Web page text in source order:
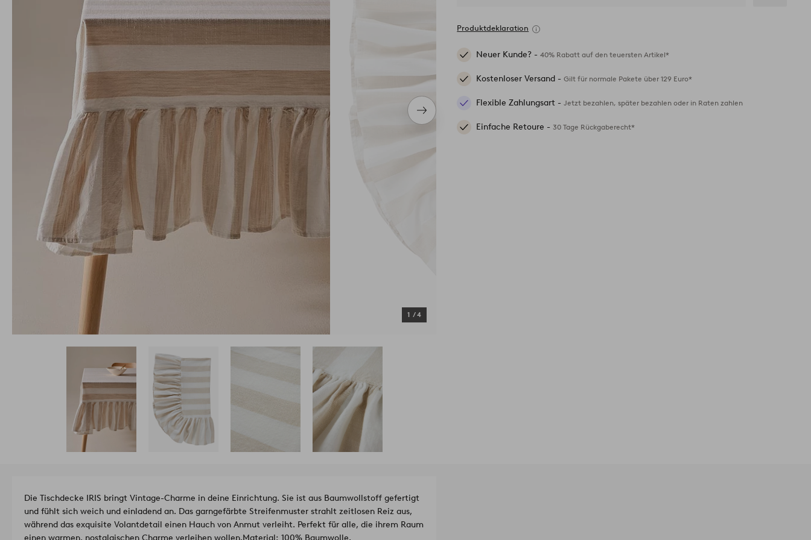
Nächstes
Produkt
1 /4
Produktdeklaration
Neuer Kunde? -40% Rabatt auf den teuersten Artikel*
Kostenloser Versand -Gilt für normale Pakete über 129 Euro*
Flexible Zahlungsart -Jetzt bezahlen, später bezahlen oder in Raten zahlen
Einfache Retoure -30 Tage Rückgaberecht*
Die Tischdecke IRIS bringt Vintage-Charme in deine Einrichtung. Sie ist aus Baumwollstoff gefertigt
und fühlt sich weich und einladend an. Das garngefärbte Streifenmuster strahlt zeitlosen Reiz aus,
während das exquisite Volantdetail einen Hauch von Anmut verleiht. Perfekt für alle, die ihrem Raum
einen warmen, nostalgischen Charme verleihen wollen.
Material: 100% Baumwolle.